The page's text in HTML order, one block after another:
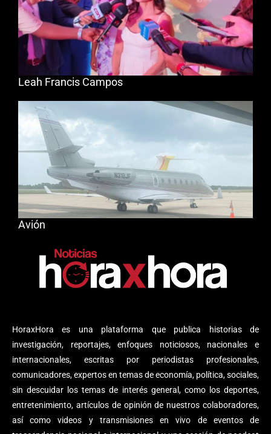
HoraxHora es una plataforma que publica historias de
investigación, reportajes, enfoques noticiosos, nacionales e
internacionales, escritas por periodistas profesionales,
comunicadores, expertos en temas de economía, política, sociales,
sin descuidar los temas de interés general, como los deportes,
entretenimiento, artículos de opinión de nuestros colaboradores,
así como videos y transmisiones en vivo de eventos de
Leah Francis Campos
Avión